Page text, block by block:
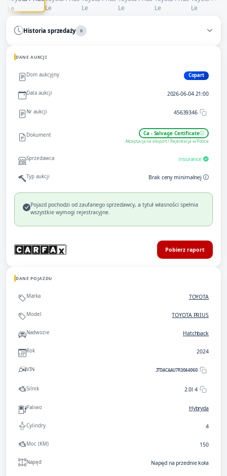
Historia sprzedaży 0
DANE AUKCJI
Dom aukcyjny Copart
Data aukcji 2026-06-04 21:00
Nr aukcji 45639346
Dokument Ca - Salvage Certificate
Akceptacja na eksport / Rejestracja w Polsce
Sprzedawca insurance
Typ aukcji Brak ceny minimalnej
Pojazd pochodzi od zaufanego sprzedawcy, a tytuł własności spełnia
wszystkie wymogi rejestracyjne.
Pobierz raport
DANE POJAZDU
Marka TOYOTA
Model TOYOTA PRIUS
Nadwozie Hatchback
Rok 2024
VIN JTDACAAU7R3044060
Silnik 2.0l 4
Paliwo Hybryda
Cylindry 4
Moc (KM) 150
Napęd Napęd na przednie koła